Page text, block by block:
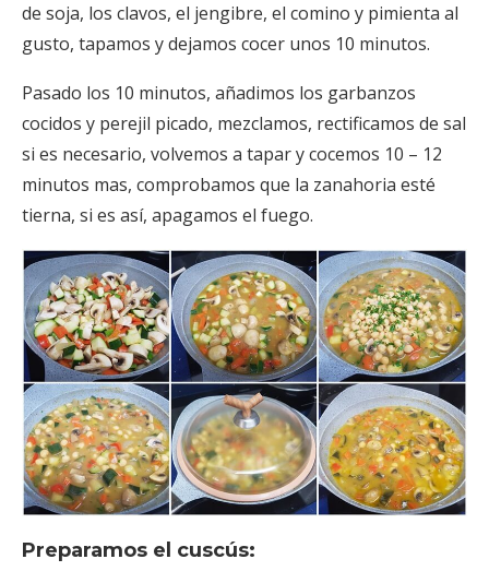
de soja, los clavos, el jengibre, el comino y pimienta al
gusto, tapamos y dejamos cocer unos 10 minutos.
Pasado los 10 minutos, añadimos los garbanzos
cocidos y perejil picado, mezclamos, rectificamos de sal
si es necesario, volvemos a tapar y cocemos 10 – 12
minutos mas, comprobamos que la zanahoria esté
tierna, si es así, apagamos el fuego.
Preparamos el cuscús: